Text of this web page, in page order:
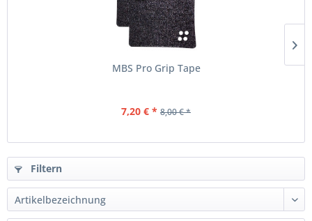
MBS Pro Grip Tape
7,20 € * 8,00 € *
Filtern